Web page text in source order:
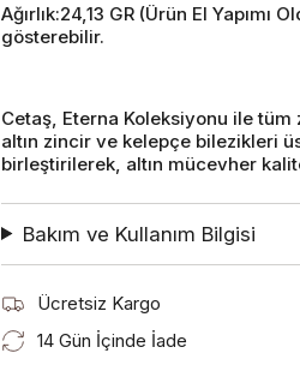
Ağırlık:24,13 GR (Ürün El
gösterebilir.
Cetaş, Eterna Koleksiyonu ile tüm
altın zincir ve kelepçe bilezikleri
birleştirilerek, altın mücevher
Bakım ve Kullanım Bilgisi
Ücretsiz Kargo
14 Gün İçinde İade